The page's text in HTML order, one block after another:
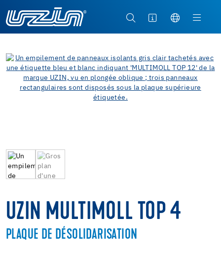
UZIN MULTIMOLL TOP 4
PLAQUE DE DÉSOLIDARISATION